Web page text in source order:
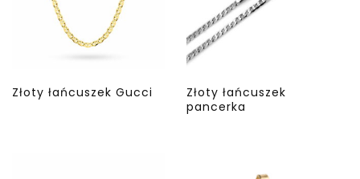
Złoty łańcuszek Gucci
Złoty łańcuszek
pancerka